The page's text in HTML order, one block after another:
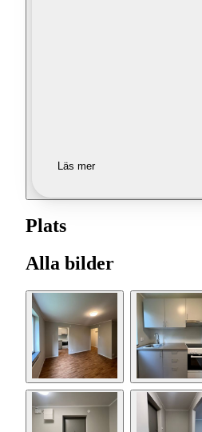
Läs mer
Plats
Alla bilder